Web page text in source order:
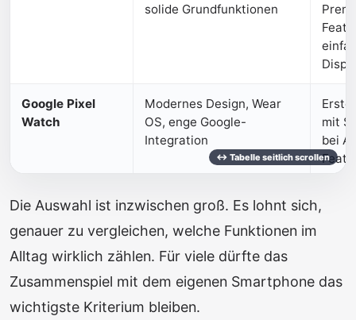
solide Grundfunktionen
Google Pixel
Watch
Modernes Design, Wear
OS, enge Google-
Integration
Erste
mit
bei
Die Auswahl ist inzwischen groß. Es lohnt sich,
genauer zu vergleichen, welche Funktionen im
Alltag wirklich zählen. Für viele dürfte das
Zusammenspiel mit dem eigenen Smartphone das
wichtigste Kriterium bleiben.